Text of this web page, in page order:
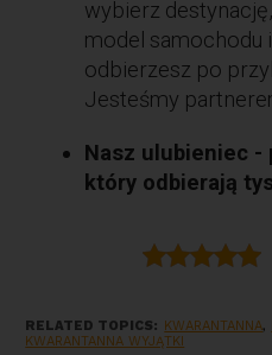
wybierz
model samochodu
odbierzesz po
Jesteśmy
Nasz ulubieniec -
który odbierają
RELATED TOPICS: KWARANTANNA,
KWARANTANNA WYJĄTKI